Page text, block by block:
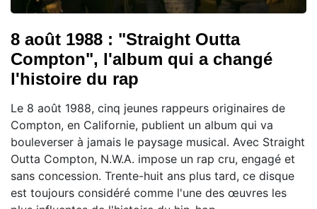
8 août 1988 : "Straight Outta
Compton", l'album qui a changé
l'histoire du rap
Le 8 août 1988, cinq jeunes rappeurs originaires de
Compton, en Californie, publient un album qui va
bouleverser à jamais le paysage musical. Avec Straight
Outta Compton, N.W.A. impose un rap cru, engagé et
sans concession. Trente-huit ans plus tard, ce disque
est toujours considéré comme l'une des œuvres les